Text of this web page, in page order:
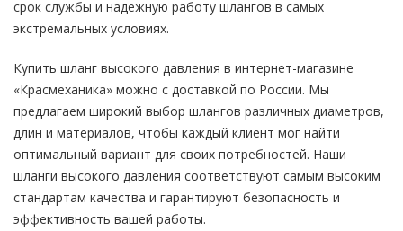
срок службы и надежную работу шлангов в самых
экстремальных условиях.
Купить шланг высокого давления в интернет-магазине
«Красмеханика» можно с доставкой по России. Мы
предлагаем широкий выбор шлангов различных диаметров,
длин и материалов, чтобы каждый клиент мог найти
оптимальный вариант для своих потребностей. Наши
шланги высокого давления соответствуют самым высоким
стандартам качества и гарантируют безопасность и
эффективность вашей работы.